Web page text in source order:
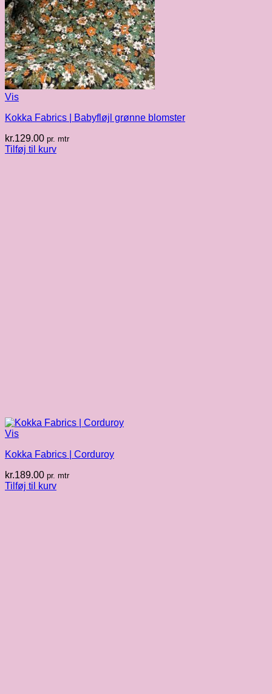
Vis
Kokka Fabrics | Babyfløjl grønne blomster
kr.129.00 pr. mtr
Tilføj til kurv
Vis
Kokka Fabrics | Corduroy
kr.189.00 pr. mtr
Tilføj til kurv